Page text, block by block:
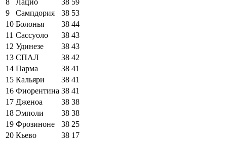
9
Сампдория 38 53
10 Болонья 38 44
11 Сассуоло 38 43
12 Удинезе 38 43
13 СПАЛ 38 42
14 Парма 38 41
15 Кальяри 38 41
16 Фиорентина 38 41
17 Дженоа 38 38
18 Эмполи 38 38
19 Фрозиноне 38 25
20 Кьево 38 17